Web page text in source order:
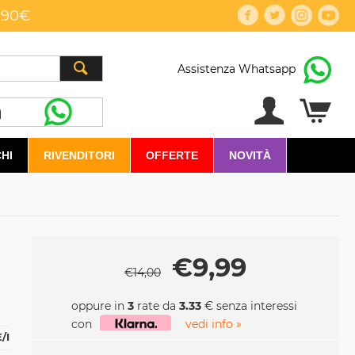
Assistenza Whatsapp
RIVENDITORI OFFERTE NOVITÀ
I
€14,00 €9,99
oppure in 3rate da 3.33€ senza interessi
con
vedi info »